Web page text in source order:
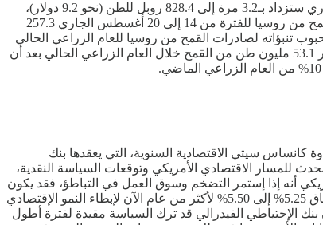
كشفت بيانات لوزارة الزراعة الروسية، عن أن الرسوم الجمركية على صادرات القمح من روسيا في الفترة من 21 وحتى 27 من شهر أغسطس الجاري ستزداد بـ3.2 مرة إلى 828.4 روبل للطن (نحو 9.2 دولار)،
كما ستصعد الرسوم الجمركية على صادرات الذرة بنحو ثلاث مرات إلى 1033.6 روبل، بحسب بيان للوزارة. وتبلغ الرسوم الجمركية على صادرات القمح من روسيا للفترة من 14 إلى 20 أغسطس الجاري 257.3
للطن. وفي وقت سابق، رفع المجلس الدولي للحبوب تنبؤاته لصادرات القمح من روسيا للعام الزراعي الحالي
وتوقع أن تستحوذ روسيا على ربع صادرات القمح العالمية للمرة الأولى، علما أنها المصدر الأول للقمح عالميا. وتتوقع المنظمة، أن تقوم روسيا بتصدير 53.1 مليون طن من القمح خلال العام الزراعي الحالي بعد أن
كانساس سيتي الاقتصادية السنوية، التي يعقدها بنك
للمسار الاقتصادي الأمريكي وتوقعات السياسة النقدية،
أنه إذا إستمر التضخم وسوق العمل في التباطؤ، فقد يكون
خفض أسعار الفائدة على الطاولة في الإجتماع المقبل لبنك الإحتياطي الفيدرالي، وفق "رويترز". وأبقى بنك الإحتياطي الفيدرالي سعر الفائدة في نطاق 5.25% إلى 5.50% لأكثر من عام الآن لإبطاء النمو الإقتصادي
الإحتياطي الفيدرالي قد ترك السياسة مقيدة لفترة أطول